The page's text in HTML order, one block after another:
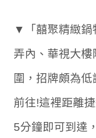
▼「囍聚精緻鍋
弄內、華視大
圍，招牌頗為
前往!這裡距離
5分鐘即可到達